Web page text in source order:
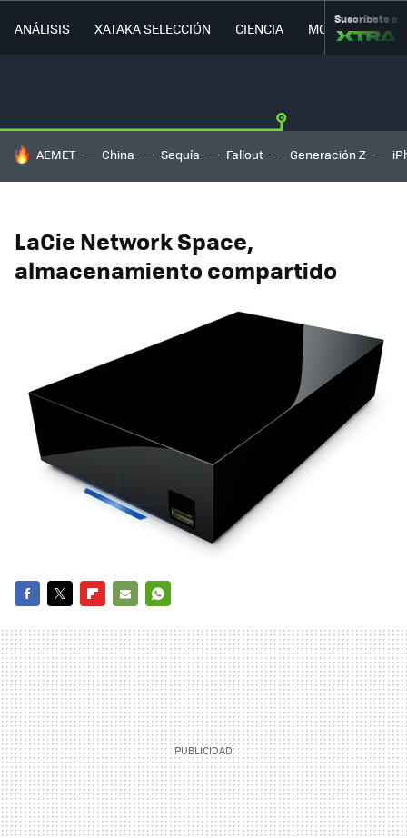
ANÁLISIS XATAKA SELECCIÓN CIENCIA MOVILIDAD
Suscríbete a
HOY SE HABLA DE
AEMET China Sequía Fallout Generación Z
LaCie Network Space,
almacenamiento compartido
MAIL